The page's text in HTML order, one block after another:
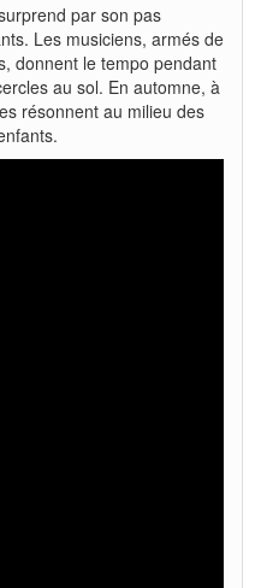
par son pas
Les musiciens, armés de
donnent le tempo pendant
au sol. En automne, à
résonnent au milieu des